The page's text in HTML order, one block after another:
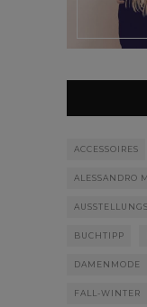
ACCESSOIRES
ALESSANDRO
BUCHTIPP
DAMENMODE
FALL-WINTER